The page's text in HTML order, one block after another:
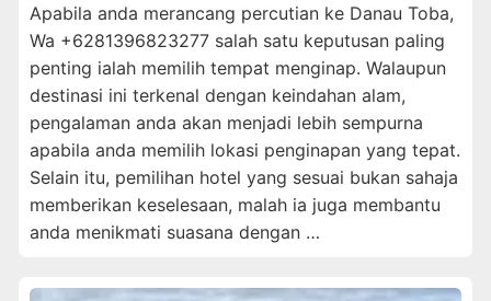
Apabila anda merancang percutian ke Danau Toba,
Wa +6281396823277 salah satu keputusan paling
penting ialah memilih tempat menginap. Walaupun
destinasi ini terkenal dengan keindahan alam,
pengalaman anda akan menjadi lebih sempurna
apabila anda memilih lokasi penginapan yang tepat.
Selain itu, pemilihan hotel yang sesuai bukan sahaja
memberikan keselesaan, malah ia juga membantu
anda menikmati suasana dengan …